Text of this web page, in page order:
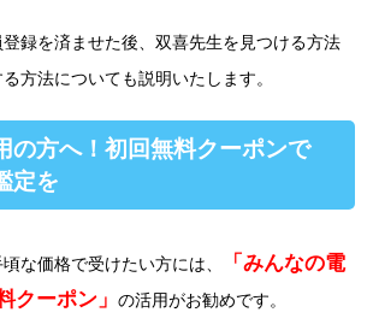
録を済ませた後、双喜先生を見つける方法
方法についても説明いたします。
の方へ！初回無料クーポンで
定を
な価格で受けたい方には、
「みんなの電
クーポン」 の活用がお勧めです。